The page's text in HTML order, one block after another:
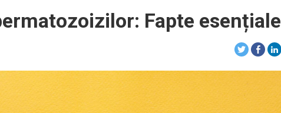
Fapte esențiale